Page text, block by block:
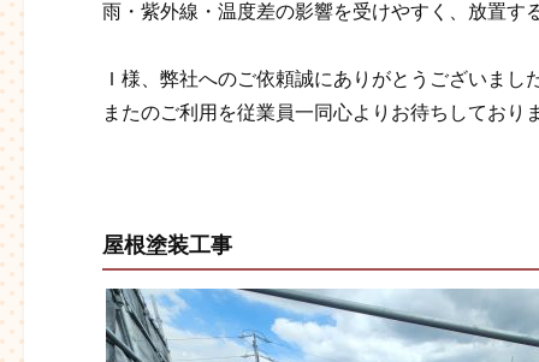
雨・紫外線・温度差の影響を受けやすく、放置
Ｉ様、弊社へのご依頼誠にありがとうございまし
またのご利用を従業員一同心よりお待ちしており
屋根塗装工事